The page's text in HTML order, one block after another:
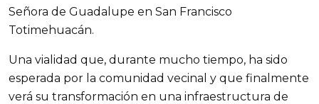
Señora de Guadalupe en San Francisco
Totimehuacán.
Una vialidad que, durante mucho tiempo, ha sido
esperada por la comunidad vecinal y que finalmente
verá su transformación en una infraestructura de